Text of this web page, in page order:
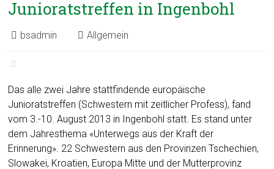
Schweiz
den
Ingenbohler
Schwestern
Junioratstreffen in Ingenbohl
bsadmin Allgemein
Das alle zwei Jahre stattfindende europäische
Junioratstreffen (Schwestern mit zeitlicher Profess), fand
vom 3.-10. August 2013 in Ingenbohl statt. Es stand unter
dem Jahresthema «Unterwegs aus der Kraft der
Erinnerung». 22 Schwestern aus den Provinzen Tschechien,
Slowakei, Kroatien, Europa Mitte und der Mutterprovinz